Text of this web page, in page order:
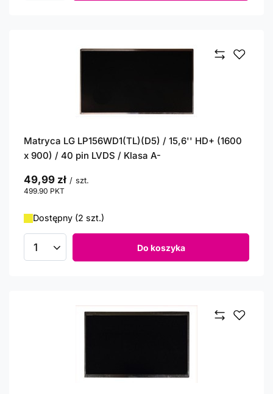
Matryca LG LP156WD1(TL)(D5) / 15,6'' HD+ (1600
x 900) / 40 pin LVDS / Klasa A-
49,99 zł / szt.
499.90 PKT
Dostępny (2 szt.)
Ilość produktów Do koszyka